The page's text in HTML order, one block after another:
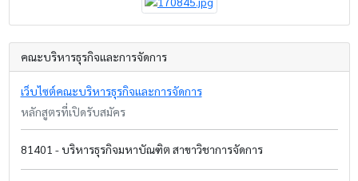
คณะบริหารธุรกิจและการจัดการ
เว็บไซต์คณะบริหารธุรกิจและการจัดการ
หลักสูตรที่เปิดรับสมัคร
81401 - บริหารธุรกิจมหาบัณฑิต สาขาวิชาการจัดการ